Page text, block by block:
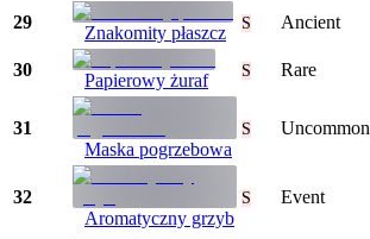
29
Znakomity płaszcz S Ancient
30
Papierowy żuraf S Rare
31
Maska pogrzebowa
S Uncommon
32
Aromatyczny grzyb
S Event